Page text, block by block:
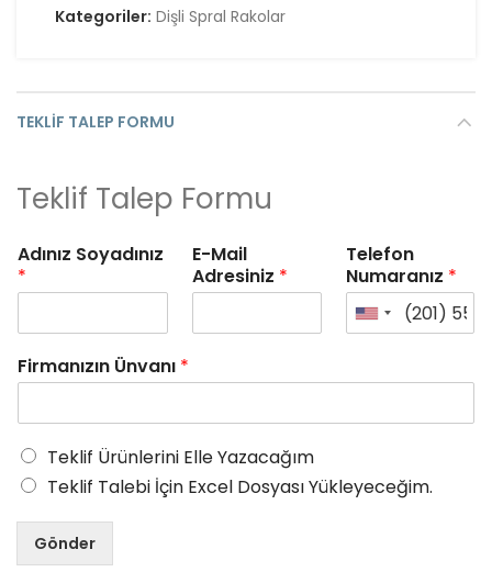
Kategoriler: Dişli Spral Rakolar
TEKLIF TALEP FORMU
Teklif Talep Formu
Adınız Soyadınız
*
E-Mail
Adresiniz *
Telefon
Numaranız *
Firmanızın Ünvanı *
Teklif Ürünlerini Elle Yazacağım
Teklif Talebi İçin Excel Dosyası Yükleyeceğim.
Gönder